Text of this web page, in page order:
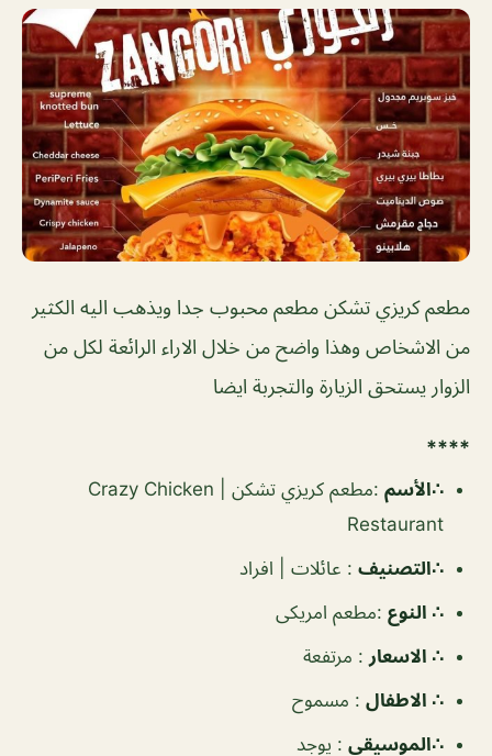
مطعم كريزي تشكن مطعم محبوب جدا ويذهب اليه الكثير
من الاشخاص وهذا واضح من خلال الاراء الرائعة لكل من
الزوار يستحق الزيارة والتجربة ايضا
****
∴الأسم :
مطعم كريزي تشكن | Crazy Chicken
Restaurant
∴التصنيف : عائلات | افراد
∴ النوع :مطعم امريكى
∴ الاسعار : مرتفعة
∴ الاطفال : مسموح
∴الموسيقى : يوجد